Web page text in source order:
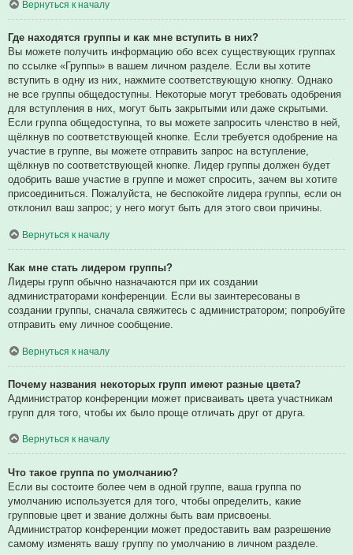
Вернуться к началу
Где находятся группы и как мне вступить в них?
Вы можете получить информацию обо всех существующих группах
по ссылке «Группы» в вашем личном разделе. Если вы хотите
вступить в одну из них, нажмите соответствующую кнопку. Однако
не все группы общедоступны. Некоторые могут требовать одобрения
для вступления в них, могут быть закрытыми или даже скрытыми.
Если группа общедоступна, то вы можете запросить членство в ней,
щёлкнув по соответствующей кнопке. Если требуется одобрение на
участие в группе, вы можете отправить запрос на вступление,
щёлкнув по соответствующей кнопке. Лидер группы должен будет
одобрить ваше участие в группе и может спросить, зачем вы хотите
присоединиться. Пожалуйста, не беспокойте лидера группы, если он
отклонил ваш запрос; у него могут быть для этого свои причины.
Вернуться к началу
Как мне стать лидером группы?
Лидеры групп обычно назначаются при их создании
администраторами конференции. Если вы заинтересованы в
создании группы, сначала свяжитесь с администратором; попробуйте
отправить ему личное сообщение.
Вернуться к началу
Почему названия некоторых групп имеют разные цвета?
Администратор конференции может присваивать цвета участникам
групп для того, чтобы их было проще отличать друг от друга.
Вернуться к началу
Что такое группа по умолчанию?
Если вы состоите более чем в одной группе, ваша группа по
умолчанию используется для того, чтобы определить, какие
групповые цвет и звание должны быть вам присвоены.
Администратор конференции может предоставить вам разрешение
самому изменять вашу группу по умолчанию в личном разделе.